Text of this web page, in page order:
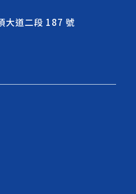
大道二段 187 號